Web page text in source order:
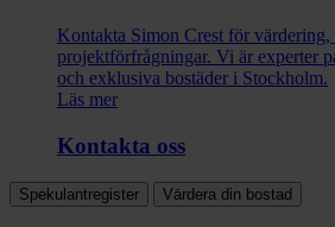
Kontakta Simon Crest för
projektförfrågningar. Vi är experter
och exklusiva bostäder i Stockholm.
Läs mer
Kontakta oss
Spekulantregister Värdera din bostad